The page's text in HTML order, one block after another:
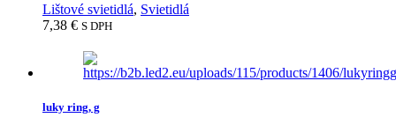
Lištové svietidlá, Svietidlá
7,38 € S DPH
luky ring, g